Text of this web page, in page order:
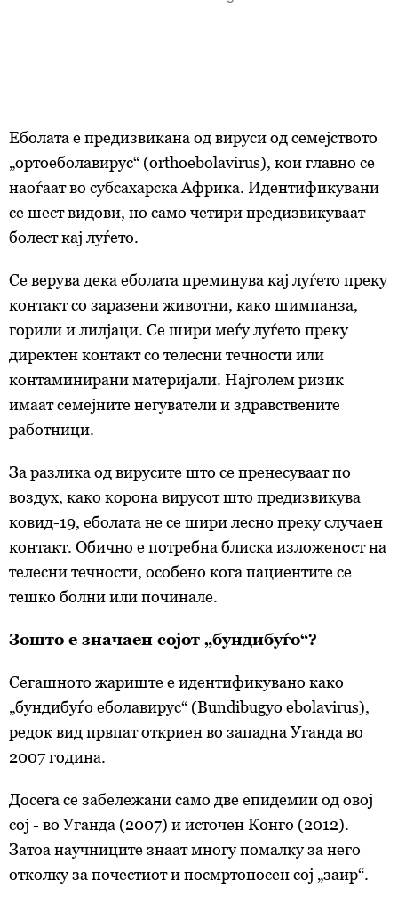
Еболата е предизвикана од вируси од семејството
„ортоеболавирус“ (orthoebolavirus), кои главно се
наоѓаат во субсахарска Африка. Идентификувани
се шест видови, но само четири предизвикуваат
болест кај луѓето.
Се верува дека еболата преминува кај луѓето преку
контакт со заразени животни, како шимпанза,
горили и лилјаци. Се шири меѓу луѓето преку
директен контакт со телесни течности или
контаминирани материјали. Најголем ризик
имаат семејните негуватели и здравствените
работници.
За разлика од вирусите што се пренесуваат по
воздух, како корона вирусот што предизвикува
ковид-19, еболата не се шири лесно преку случаен
контакт. Обично е потребна блиска изложеност на
телесни течности, особено кога пациентите се
тешко болни или починале.
Зошто е значаен сојот „бундибуѓо“?
Сегашното жариште е идентификувано како
„бундибуѓо еболавирус“ (Bundibugyo ebolavirus),
редок вид првпат откриен во западна Уганда во
2007 година.
Досега се забележани само две епидемии од овој
сој - во Уганда (2007) и источен Конго (2012).
Затоа научниците знаат многу помалку за него
отколку за почестиот и посмртоносен сој „заир“.